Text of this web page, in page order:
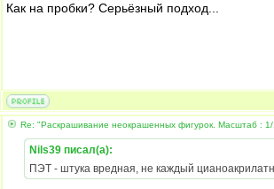
Как на пробки? Серьёзный подход...
Re: "Раскрашивание неокрашенных фигурок. Масштаб :
Nils39 писал(а):
ПЭТ - штука вредная, не каждый